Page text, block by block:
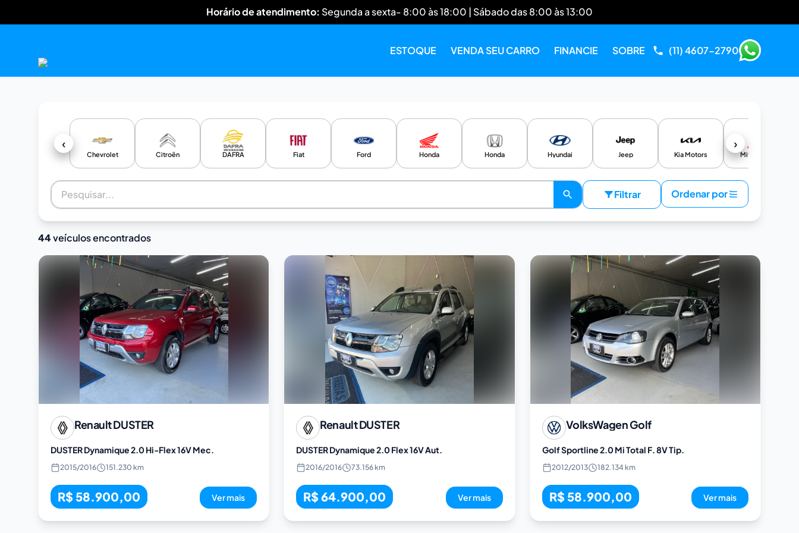
Horário de atendimento: Segunda a sexta- 8:00 às 18:00 | Sábado das 8:00 às 13:00
ESTOQUE VENDA SEU CARRO FINANCIE SOBRE (11) 4607-2790
‹ ›
Chevrolet Citroën DAFRA Fiat Ford Honda Honda Hyundai Jeep Kia Motors Mitsubishi
Filtrar Ordenar por
44veículos encontrados
RenaultDUSTER
DUSTER Dynamique 2.0 Hi-Flex 16V Mec.
2015/2016 151.230 km
R$ 58.900,00 Ver mais
RenaultDUSTER
DUSTER Dynamique 2.0 Flex 16V Aut.
2016/2016 73.156 km
R$ 64.900,00 Ver mais
VolksWagenGolf
Golf Sportline 2.0 Mi Total F. 8V Tip.
2012/2013 182.134 km
R$ 58.900,00 Ver mais